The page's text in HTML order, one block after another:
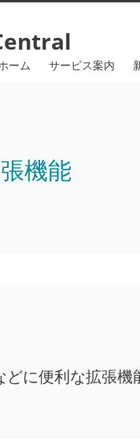
ーム サービス案内
機能
に便利な拡張機